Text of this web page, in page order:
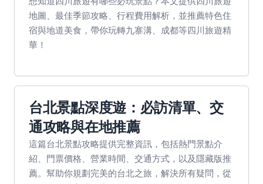
地圖、最佳季節攻略、行程費用解析，並推薦特色住
宿與地道美食，帶你玩轉九寨溝、成都等四川旅遊精
華！
台北景點深度遊：必訪清單、交
通攻略與在地推薦
這篇台北景點攻略提供完整資訊，包括熱門景點介
紹、門票價格、營業時間、交通方式，以及隱藏版推
薦。幫助你規劃完美的台北之旅，解決所有疑問，從